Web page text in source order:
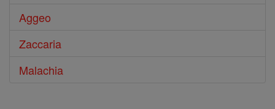
Aggeo
Zaccaria
Malachia